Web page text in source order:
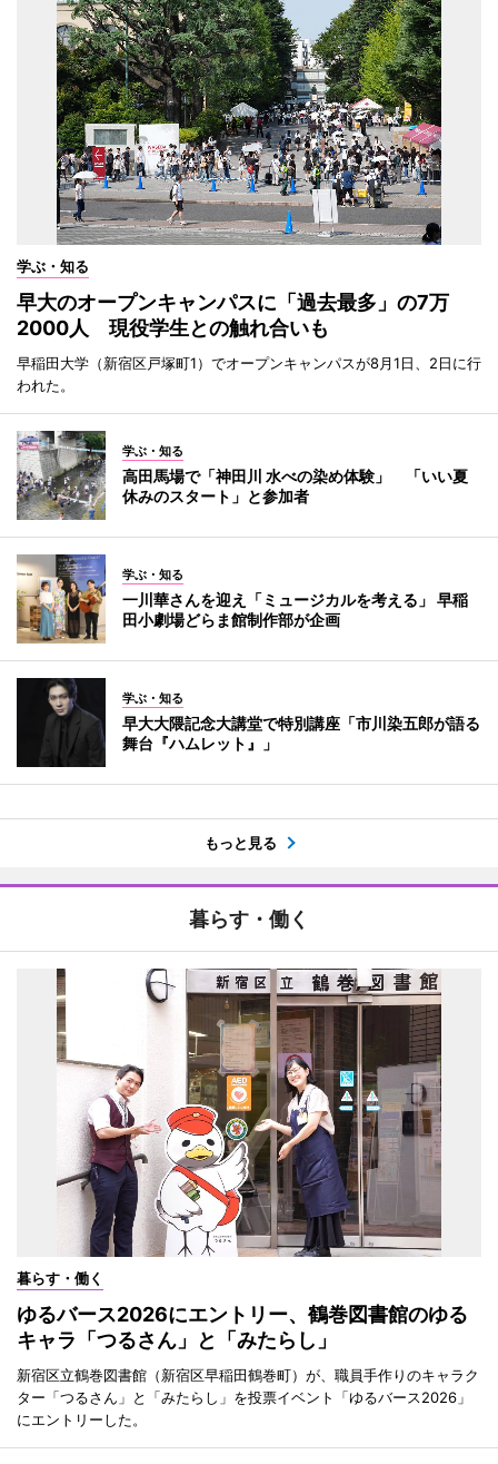
学ぶ・知る
早大のオープンキャンパスに「過去最多」の7万
2000人 現役学生との触れ合いも
早稲田大学（新宿区戸塚町1）でオープンキャンパスが8月1日、2日に行
われた。
学ぶ・知る
高田馬場で「神田川 水べの染め体験」 「いい夏
休みのスタート」と参加者
学ぶ・知る
一川華さんを迎え「ミュージカルを考える」 早稲
田小劇場どらま館制作部が企画
学ぶ・知る
早大大隈記念大講堂で特別講座「市川染五郎が語る
舞台『ハムレット』」
もっと見る
暮らす・働く
暮らす・働く
ゆるバース2026にエントリー、鶴巻図書館のゆる
キャラ「つるさん」と「みたらし」
新宿区立鶴巻図書館（新宿区早稲田鶴巻町）が、職員手作りのキャラク
ター「つるさん」と「みたらし」を投票イベント「ゆるバース2026」
にエントリーした。